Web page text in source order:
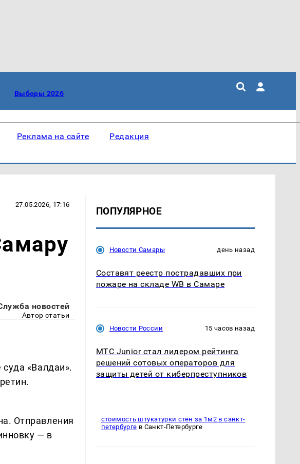
Выборы 2026
Реклама на сайте Редакция
27.05.2026, 17:16
новостей
Автор статьи
«Валдаи».
Отправления
— в
ПОПУЛЯРНОЕ
Новости Самары день назад
Составят реестр пострадавших при
пожаре на складе WB в Самаре
Новости России 15 часов назад
МТС Junior стал лидером рейтинга
решений сотовых операторов для
защиты детей от киберпреступников
стоимость штукатурки стен за 1м2 в санкт-
петербурге в Санкт-Петербурге